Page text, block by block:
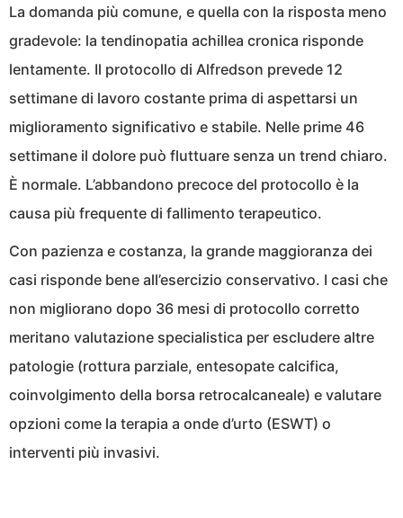
La domanda più comune, e quella con la risposta meno
gradevole: la tendinopatia achillea cronica risponde
lentamente. Il protocollo di Alfredson prevede 12
settimane di lavoro costante prima di aspettarsi un
miglioramento significativo e stabile. Nelle prime 46
settimane il dolore può fluttuare senza un trend chiaro.
È normale. L’abbandono precoce del protocollo è la
causa più frequente di fallimento terapeutico.
Con pazienza e costanza, la grande maggioranza dei
casi risponde bene all’esercizio conservativo. I casi che
non migliorano dopo 36 mesi di protocollo corretto
meritano valutazione specialistica per escludere altre
patologie (rottura parziale, entesopate calcifica,
coinvolgimento della borsa retrocalcaneale) e valutare
opzioni come la terapia a onde d’urto (ESWT) o
interventi più invasivi.